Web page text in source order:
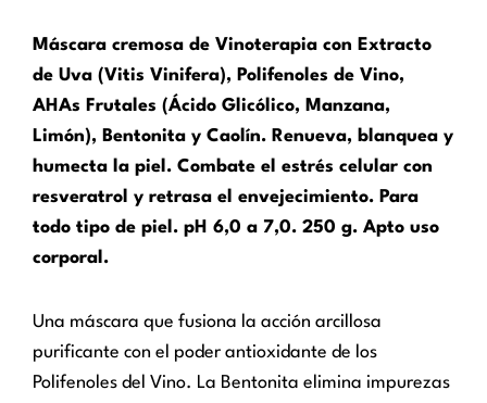
Máscara cremosa de Vinoterapia con Extracto
de Uva (Vitis Vinifera), Polifenoles de Vino,
AHAs Frutales (Ácido Glicólico, Manzana,
Limón), Bentonita y Caolín. Renueva, blanquea y
humecta la piel. Combate el estrés celular con
resveratrol y retrasa el envejecimiento. Para
todo tipo de piel. pH 6,0 a 7,0. 250 g. Apto uso
corporal.
Una máscara que fusiona la acción arcillosa
purificante con el poder antioxidante de los
Polifenoles del Vino. La Bentonita elimina impurezas